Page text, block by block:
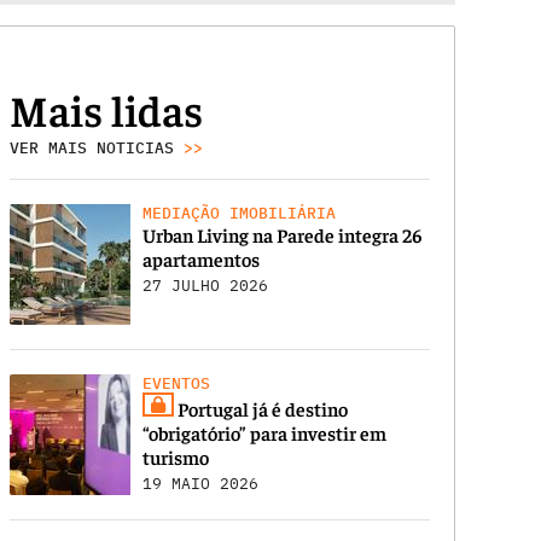
Mais lidas
VER MAIS NOTICIAS >>
MEDIAÇÃO IMOBILIÁRIA
Urban Living na Parede integra 26
apartamentos
27 JULHO 2026
EVENTOS
Portugal já é destino
“obrigatório” para investir em
turismo
19 MAIO 2026